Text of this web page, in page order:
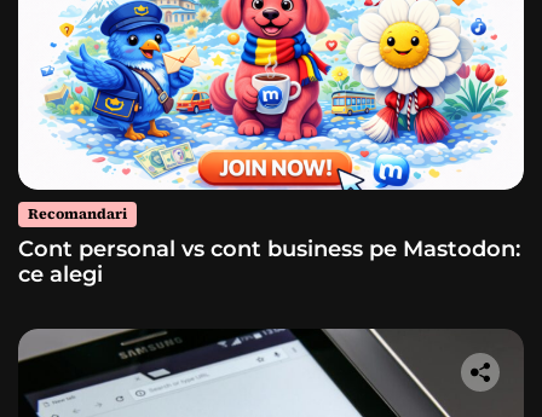
Recomandari
Cont personal vs cont business pe Mastodon:
ce alegi